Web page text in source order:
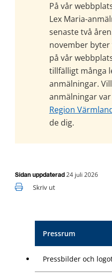
Pressrum
Pressbilder och
På vår
Lex Maria-
senaste två
november
på vår
tillfälligt många
anmälningar.
Region
de dig.
Sidan uppdaterad 24 juli 2026
Skriv ut